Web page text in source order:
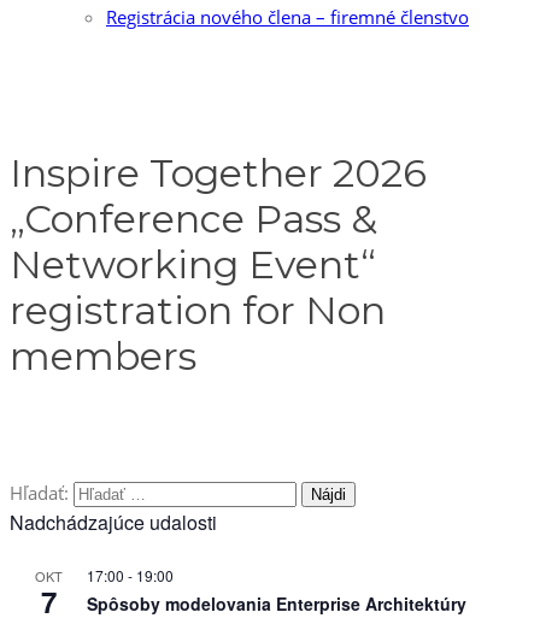
Registrácia nového člena – firemné členstvo
Inspire Together 2026
„Conference Pass &
Networking Event“
registration for Non
members
Hľadať:
Nadchádzajúce udalosti
OKT
7
17:00 - 19:00
Spôsoby modelovania Enterprise Architektúry